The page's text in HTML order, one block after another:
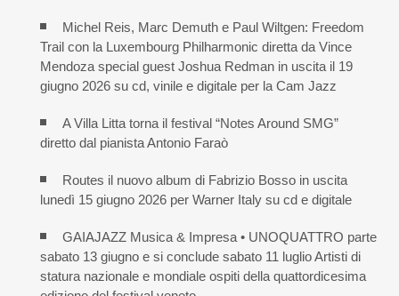
Michel Reis, Marc Demuth e Paul Wiltgen: Freedom
Trail con la Luxembourg Philharmonic diretta da Vince
Mendoza special guest Joshua Redman in uscita il 19
giugno 2026 su cd, vinile e digitale per la Cam Jazz
A Villa Litta torna il festival “Notes Around SMG”
diretto dal pianista Antonio Faraò
Routes il nuovo album di Fabrizio Bosso in uscita
lunedì 15 giugno 2026 per Warner Italy su cd e digitale
GAIAJAZZ Musica & Impresa • UNOQUATTRO parte
sabato 13 giugno e si conclude sabato 11 luglio Artisti di
statura nazionale e mondiale ospiti della quattordicesima